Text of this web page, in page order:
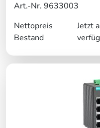
Art.-Nr. 9633003
Nettopreis
Jetzt
Bestand